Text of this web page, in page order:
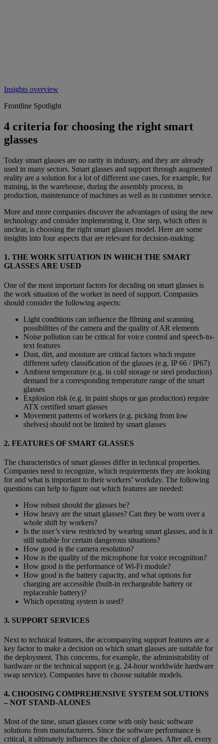
Insights overview
Frontline Spotlight
4 criteria for choosing the right smart
glasses
Today smart glasses are no rarity in industry, and they are already
used in many sectors. Smart glasses and support through augmented
reality are a solution for a lot of different use cases, for example, for
training, in the warehouse, during the assembly process, in
production, maintenance of machines as well as in customer service.
More and more companies discover the advantages of using the new
technology and consider implementing it. One step, which often is
unclear, is choosing the right smart glasses model. Here are some
insights into four aspects that are relevant for decision-making:
1. THE WORK SITUATION IN WHICH THE SMART
GLASSES ARE USED
One of the most important factors for deciding on smart glasses is
the work situation of the worker in need of support. Companies
should consider the following aspects:
Light conditions can influence the filming and scanning
possibilities of the camera and the quality of AR elements
Noise pollution can be critical for voice control and speech-to-
text features
Dust, dirt, and moisture are critical factors which require
different safety classification of the glasses (e.g. IP 66 / IP67)
Ambient temperature (e.g. in cold storage or steel production)
demand for a corresponding temperature range of the smart
glasses
Explosion risk (e.g. in paint shops or gas production) require
ATX certified smart glasses
Movement patterns of workers (e.g. picking from low
shelves) should not be limited by smart glasses
2. FEATURES OF SMART GLASSES
The characteristics of smart glasses differ in technical properties.
Companies need to recognize, which requirements they are looking
for and what is important to their workers’ workday. The following
questions can help to figure out which features are needed:
How robust should the glasses be?
How heavy are the smart glasses? Can they be worn over a
whole shift by workers?
Is the user’s view restricted by wearing smart glasses, and is it
still suitable for certain dangerous situations?
How good is the camera resolution?
How is the quality of the microphone for voice recognition?
How good is the performance of Wi-Fi module?
How good is the battery capacity, and what options for
charging are accessible (built-in rechargeable battery or
replaceable battery)?
Which operating system is used?
3. SUPPORT SERVICES
Next to technical features, the accompanying support features are a
key factor to make a decision on which smart glasses are suitable for
the deployment. This concerns, for example, the administrability of
hardware or the technical support (e.g. 24-hour worldwide hardware
swap service). Companies have to choose suitable models.
4. CHOOSING COMPREHENSIVE SYSTEM SOLUTIONS
– NOT STAND-ALONES
Most of the time, smart glasses come with only basic software
solutions from manufacturers. Since the software performance is
critical, it ultimately influences the choice of glasses. After all, every